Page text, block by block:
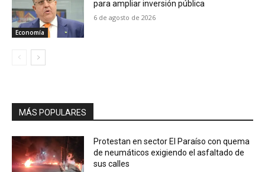
Economía
para ampliar inversión pública
6 de agosto de 2026
MÁS POPULARES
Protestan en sector El Paraíso con quema
de neumáticos exigiendo el asfaltado de
sus calles